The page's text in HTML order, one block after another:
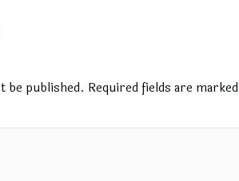
m
be published. Required fields are marked